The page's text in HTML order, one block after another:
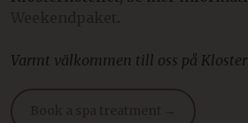
Weekendpaket .
Varmt välkommen till oss på